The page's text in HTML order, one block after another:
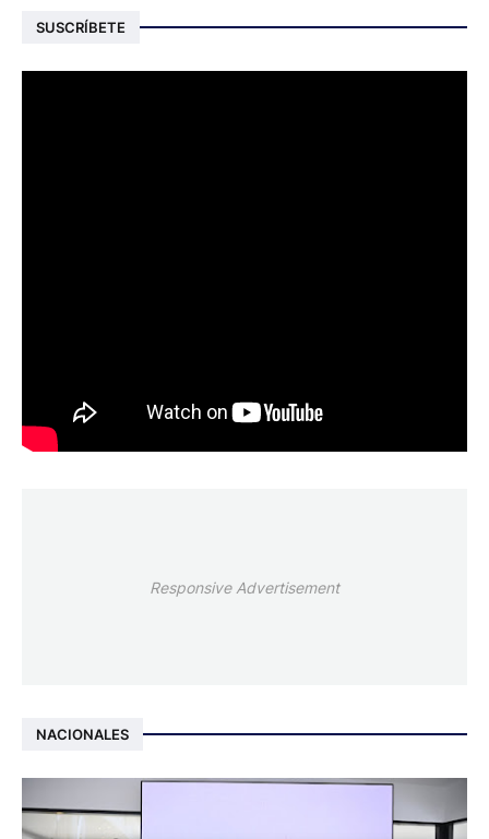
SUSCRÍBETE
Responsive Advertisement
NACIONALES